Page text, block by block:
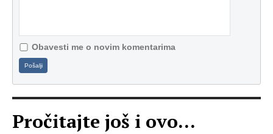
Obavesti me o novim komentarima
Pošalji
Pročitajte još i ovo...